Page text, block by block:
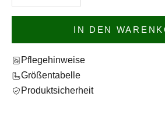
IN DEN
Pflegehinweise
Größentabelle
Produktsicherheit